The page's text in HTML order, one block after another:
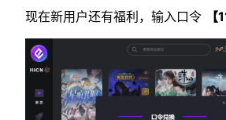
现在新用户还有福利，输入口令
【